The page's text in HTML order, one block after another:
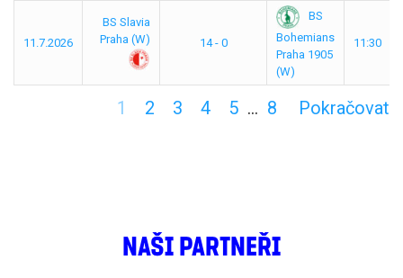
11.7.2026
BS Slavia
Praha (W)
14 - 0
BS
Bohemians
Praha 1905
(W)
11:30
1 2 3 4 5 … 8 Pokračovat
NAŠI PARTNEŘI